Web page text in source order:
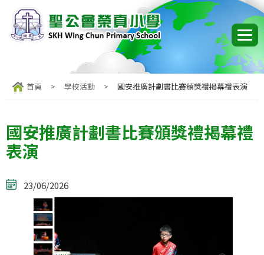
首頁 > 學校活動 > 國安推廣計劃書比賽頒獎禮揭幕禮表演
國安推廣計劃書比賽頒獎禮揭幕禮
表演
23/06/2026